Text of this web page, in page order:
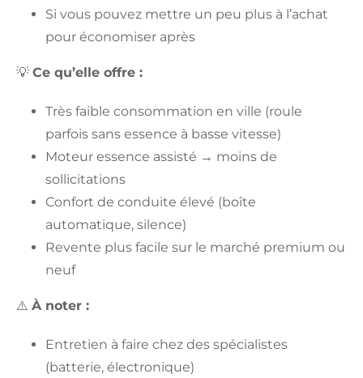
Si vous pouvez mettre un peu plus à l’achat
pour économiser après
💡 Ce qu’elle offre :
Très faible consommation en ville (roule
parfois sans essence à basse vitesse)
Moteur essence assisté → moins de
sollicitations
Confort de conduite élevé (boîte
automatique, silence)
Revente plus facile sur le marché premium ou
neuf
⚠️ À noter :
Entretien à faire chez des spécialistes
(batterie, électronique)